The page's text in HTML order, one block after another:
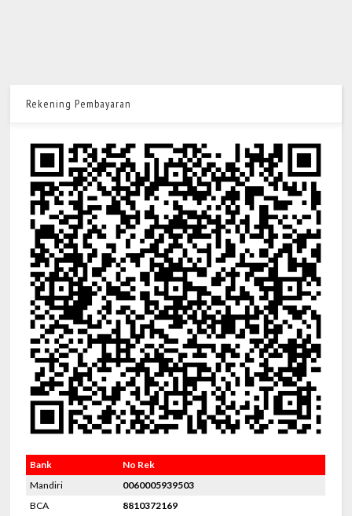
Rekening Pembayaran
Bank
No Rek
Mandiri
0060005939503
BCA
8810372169